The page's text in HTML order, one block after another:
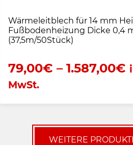
Wärmeleitblech für 14 mm
Fußbodenheizung Dicke 0,4
(37,5m/50Stück)
79,00€ –1.587,00€
MwSt.
WEITERE